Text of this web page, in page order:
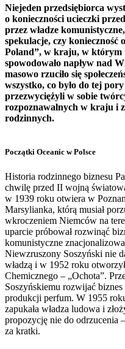
Niejeden przedsiębiorca
o konieczności ucieczki
przez władze
spekulacje, czy
Poland”, w kraju, w którym
spowodowało napływ nad
masowo rzuciło się
wszystko, co było do tej
przezwyciężyli w sobie
rozpoznawalnych w kraju i
rodzinnych.
Początki Oceanic w Polsce
Historia rodzinnego biznesu
chwilę przed II wojną
w 1939 roku otwiera w
Marsylianka, którą musiał
wkroczeniem Niemców na
uparcie próbował rozwinąć
komunistyczne
Niewzruszony Soszyński nie
władzą i w 1952 roku
Chemicznego – „Ochota”.
Soszyńskiemu rozwijać
produkcji perfum. W 1955
zapukała władza ludowa i
propozycję nie do odrzucenia
za kratki.